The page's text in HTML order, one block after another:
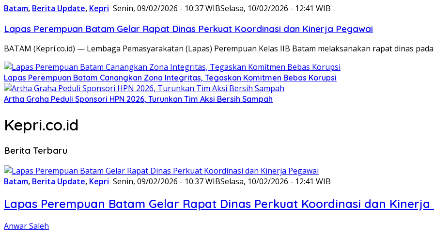
Batam, Berita Update, Kepri Senin, 09/02/2026 - 10:37 WIBSelasa, 10/02/2026 - 12:41 WIB
Lapas Perempuan Batam Gelar Rapat Dinas Perkuat Koordinasi dan Kinerja Pegawai
BATAM (Kepri.co.id) — Lembaga Pemasyarakatan (Lapas) Perempuan Kelas IIB Batam melaksanakan rapat dinas
Lapas Perempuan Batam Canangkan Zona Integritas, Tegaskan Komitmen Bebas Korupsi
Artha Graha Peduli Sponsori HPN 2026, Turunkan Tim Aksi Bersih Sampah
Kepri.co.id
Berita Terbaru
Batam, Berita Update, Kepri Senin, 09/02/2026 - 10:37 WIBSelasa, 10/02/2026 - 12:41 WIB
Lapas Perempuan Batam Gelar Rapat Dinas Perkuat Koordinasi dan Kinerja
Anwar Saleh